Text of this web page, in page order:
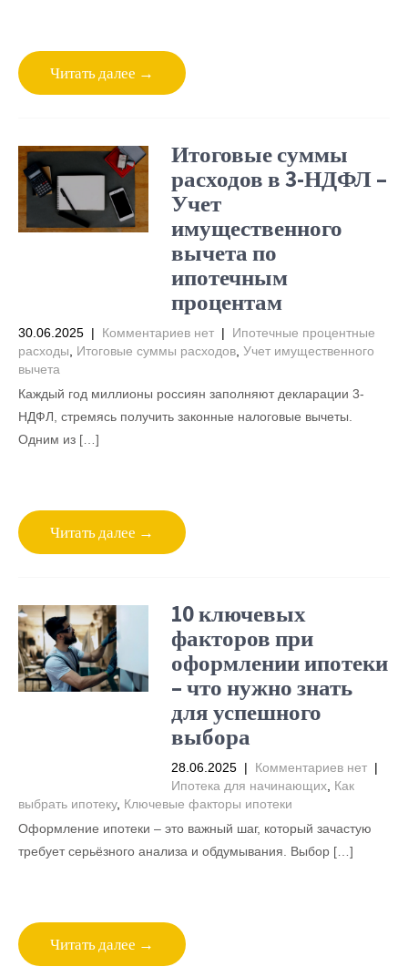
Читать далее →
Итоговые суммы
расходов в 3-НДФЛ –
Учет
имущественного
вычета по
ипотечным
процентам
30.06.2025 | Комментариев нет | Ипотечные процентные
расходы
Итоговые суммы расходов Учет имущественного
вычета
Каждый год миллионы россиян заполняют декларации 3-
НДФЛ, стремясь получить законные налоговые вычеты.
Одним из […]
Читать далее →
10 ключевых
факторов при
оформлении ипотеки
– что нужно знать
для успешного
выбора
28.06.2025 | Комментариев нет |
Ипотека для начинающих, Как
выбрать ипотеку, Ключевые факторы ипотеки
Оформление ипотеки – это важный шаг, который зачастую
требует серьёзного анализа и обдумывания. Выбор […]
Читать далее →